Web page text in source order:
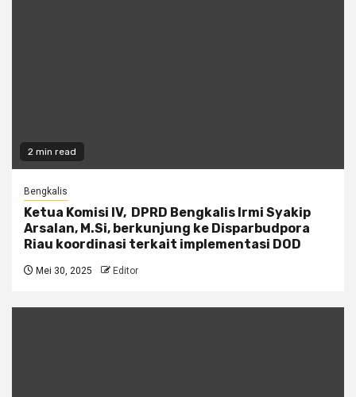
2 min read
Bengkalis
Ketua Komisi IV, DPRD Bengkalis Irmi Syakip
Arsalan, M.Si, berkunjung ke Disparbudpora
Riau koordinasi terkait implementasi DOD
Mei 30, 2025 Editor